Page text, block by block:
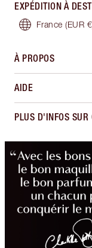
EXPÉDITION À
France (EUR
À PROPOS
AIDE
PLUS D'INFOS SUR